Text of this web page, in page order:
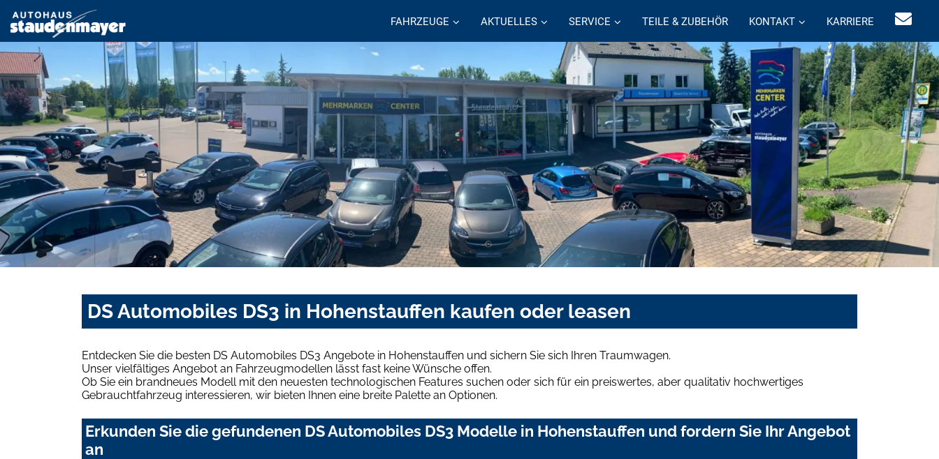
FAHRZEUGE AKTUELLES SERVICE TEILE & ZUBEHÖR KONTAKT KARRIERE
DS Automobiles DS3 in Hohenstauffen kaufen oder leasen
Entdecken Sie die besten DS Automobiles DS3 Angebote in Hohenstauffen und sichern Sie sich Ihren Traumwagen.
Unser vielfältiges Angebot an Fahrzeugmodellen lässt fast keine Wünsche offen.
Ob Sie ein brandneues Modell mit den neuesten technologischen Features suchen oder sich für ein preiswertes, aber qualitativ hochwertiges
Gebrauchtfahrzeug interessieren, wir bieten Ihnen eine breite Palette an Optionen.
Erkunden Sie die gefundenen DS Automobiles DS3 Modelle in Hohenstauffen und fordern Sie Ihr Angebot
an